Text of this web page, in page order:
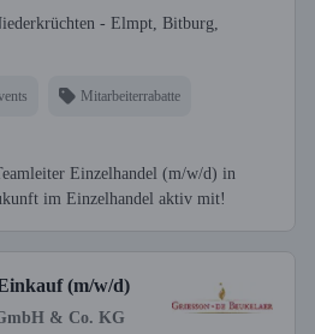
- Elmpt, Bitburg,
Mitarbeiterrabatte
Einzelhandel (m/w/d) in
im Einzelhandel aktiv mit!
(m/w/d)
& Co. KG